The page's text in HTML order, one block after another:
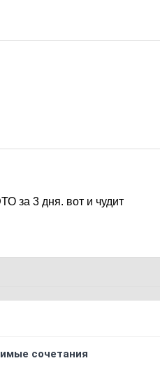
за 3 дня. вот и чудит
сочетания